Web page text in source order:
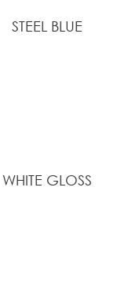
STEEL BLUE
WHITE GLOSS